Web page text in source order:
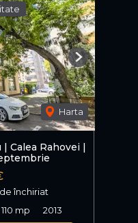
Harta
Next
Calea Rahovei |
închiriat
110 mp 2013